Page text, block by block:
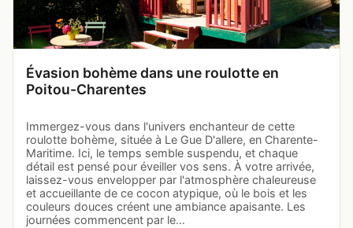
Évasion bohème dans une roulotte en
Poitou-Charentes
Immergez-vous dans l'univers enchanteur de cette
roulotte bohème, située à Le Gue D'allere, en Charente-
Maritime. Ici, le temps semble suspendu, et chaque
détail est pensé pour éveiller vos sens. À votre arrivée,
laissez-vous envelopper par l'atmosphère chaleureuse
et accueillante de ce cocon atypique, où le bois et les
couleurs douces créent une ambiance apaisante. Les
journées commencent par le…